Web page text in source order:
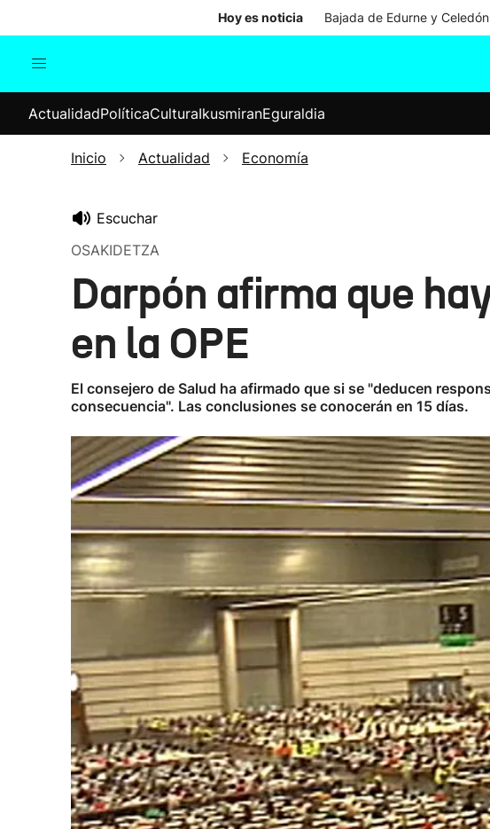
Hoy es noticia Bajada de Edurne y
Internacional
Elecciones
ActualidadPolíticaCulturaIkusmiranEguraldia
Inicio Actualidad Economía
Escuchar
OSAKIDETZA
Darpón afirma que
en la OPE
El consejero de Salud ha afirmado que si se "deducen
consecuencia". Las conclusiones se conocerán en 15 días.